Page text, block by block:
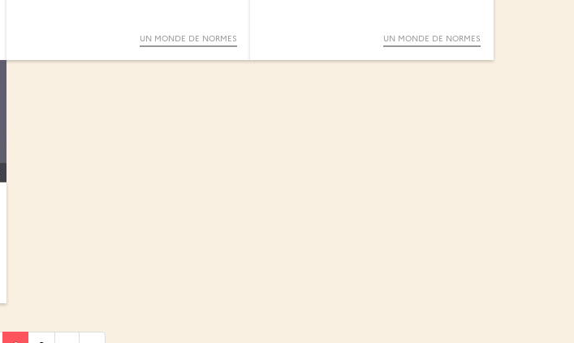
UN MONDE DE NORMES UN MONDE DE NORMES